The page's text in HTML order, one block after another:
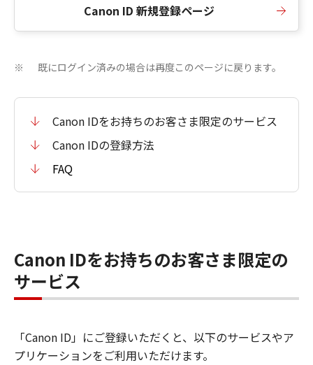
Canon ID 新規登録ページ
※ 既にログイン済みの場合は再度このページに戻ります。
Canon IDをお持ちのお客さま限定のサービス
Canon IDの登録方法
FAQ
Canon IDをお持ちのお客さま限定の
サービス
「Canon ID」にご登録いただくと、以下のサービスやア
プリケーションをご利用いただけます。